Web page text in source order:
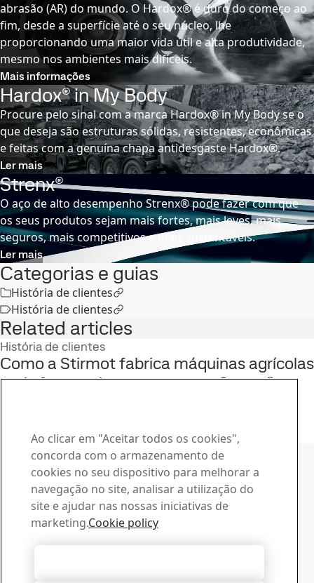
abrasão (AR) do mundo. O Hardox® é duro do começo ao
fim, desde a superfície até o seu núcleo, lhe
proporcionando uma maior vida útil e alta produtividade,
mesmo nos ambientes mais difíceis.
Mais informações
Hardox® in My Body
Procure pelo sinal com a marca Hardox® in My Body se o
que deseja são estruturas sólidas, resistentes, econômicas
e feitas com a genuína chapa antidesgaste Hardox®.
Ler mais
Strenx®
O aço de alto desempenho Strenx® pode fazer com que
os seus produtos sejam mais fortes, mais leves, mais
seguros, mais competitivos e mais sustentáveis.
Ler mais
Categorias e guias
História de clientes
História de clientes
Related articles
História de clientes
Como a Stirmot fabrica máquinas agrícolas
mais fortes e leves com o aço Strenx®
Contatar a SSAB
Contate-nos
Como podemos lhe ajudar?
Procurar contatos
Central de Downloads
Ao clicar em "Aceitar todos os cookies",
concorda com o armazenamento de
cookies no seu dispositivo para melhorar a
navegação no site, analisar a utilização do
site e ajudar nas nossas iniciativas de
marketing.Cookie policy